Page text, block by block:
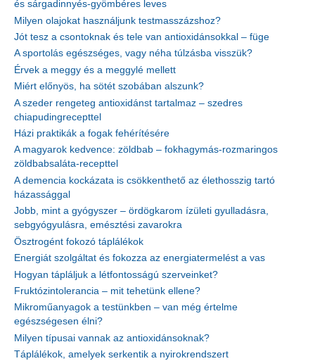
és sárgadinnyés-gyömbéres leves
Milyen olajokat használjunk testmasszázshoz?
Jót tesz a csontoknak és tele van antioxidánsokkal – füge
A sportolás egészséges, vagy néha túlzásba visszük?
Érvek a meggy és a meggylé mellett
Miért előnyös, ha sötét szobában alszunk?
A szeder rengeteg antioxidánst tartalmaz – szedres
chiapudingrecepttel
Házi praktikák a fogak fehérítésére
A magyarok kedvence: zöldbab – fokhagymás-rozmaringos
zöldbabsaláta-recepttel
A demencia kockázata is csökkenthető az élethosszig tartó
házassággal
Jobb, mint a gyógyszer – ördögkarom ízületi gyulladásra,
sebgyógyulásra, emésztési zavarokra
Ösztrogént fokozó táplálékok
Energiát szolgáltat és fokozza az energiatermelést a vas
Hogyan tápláljuk a létfontosságú szerveinket?
Fruktózintolerancia – mit tehetünk ellene?
Mikroműanyagok a testünkben – van még értelme
egészségesen élni?
Milyen típusai vannak az antioxidánsoknak?
Táplálékok, amelyek serkentik a nyirokrendszert